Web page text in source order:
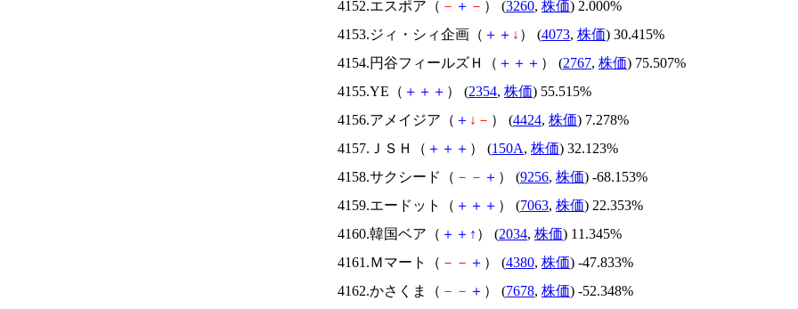
4152.エスポア（ － ＋ － ） (3260, 株価) 2.000%
4153.ジィ・シィ企画（ ＋ ＋ ↓ ） (4073, 株価) 30.415%
4154.円谷フィールズＨ（ ＋ ＋ ＋ ） (2767, 株価) 75.507%
4155.YE（ ＋ ＋ ＋ ） (2354, 株価) 55.515%
4156.アメイジア（ ＋ ↓ － ） (4424, 株価) 7.278%
4157.ＪＳＨ（ ＋ ＋ ＋ ） (150A, 株価) 32.123%
4158.サクシード（ － － ＋ ） (9256, 株価) -68.153%
4159.エードット（ ＋ ＋ ＋ ） (7063, 株価) 22.353%
4160.韓国ベア（ ＋ ＋ ↑ ） (2034, 株価) 11.345%
4161.Ｍマート（ － － ＋ ） (4380, 株価) -47.833%
4162.かさくま（ － － ＋ ） (7678, 株価) -52.348%